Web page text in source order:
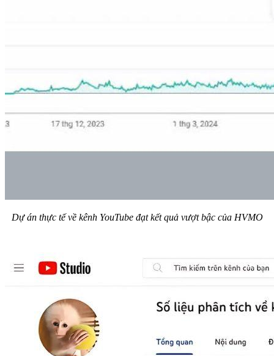
Dự án thực tế về kênh YouTube đạt kết quả vượt bậc của HVMO